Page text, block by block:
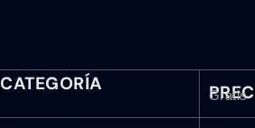
CATEGORÍA
Gratis